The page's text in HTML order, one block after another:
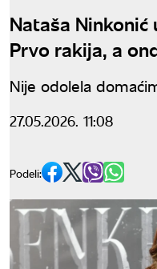
Nataša Ninkonić
Prvo rakija, a
Nije odolela
27.05.2026. 11:08
Podeli: